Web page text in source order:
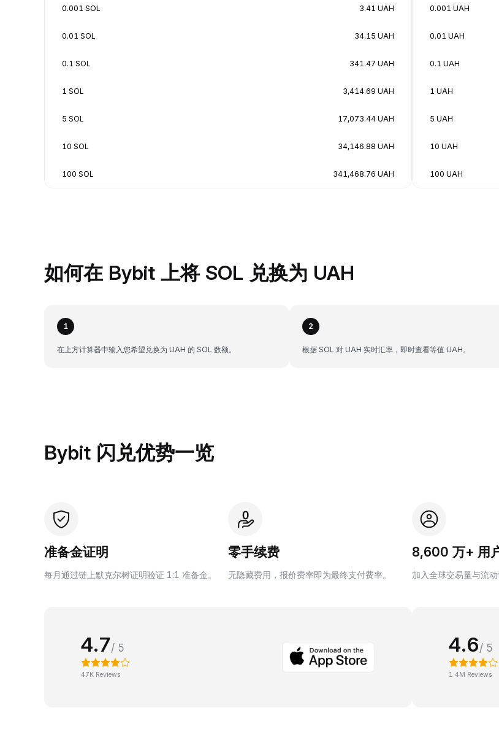
0.001 SOL 3.41 UAH
0.01 SOL 34.15 UAH
0.1 SOL 341.47 UAH
1 SOL 3,414.69 UAH
5 SOL 17,073.44 UAH
10 SOL 34,146.88 UAH
100 SOL 341,468.76 UAH
0.001 UAH
0.01 UAH
0.1 UAH
1 UAH
5 UAH
10 UAH
100 UAH
如何在 Bybit 上将 SOL 兑换为 UAH
1
在上方计算器中输入您希望兑换为 UAH 的 SOL 数额。
2
根据 SOL 对 UAH 实时汇率，即时查看等值 UAH。
Bybit 闪兑优势一览
准备金证明
每月通过链上默克尔树证明验证 1:1 准备金。
零手续费
无隐藏费用，报价费率即为最终支付费率。
8,600 万+ 用
加入全球交易量与流动
4.7/ 5
47K Reviews
4.6/ 5
1.4M Reviews